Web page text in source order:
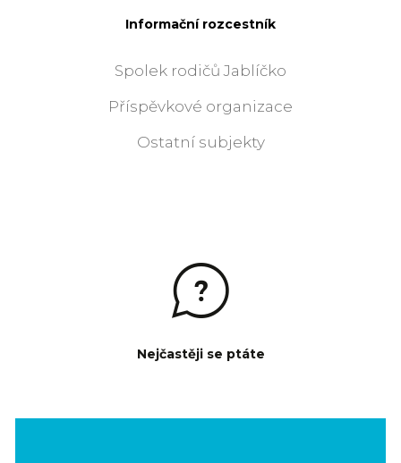
Informační rozcestník
Spolek rodičů Jablíčko
Příspěvkové organizace
Ostatní subjekty
Nejčastěji se ptáte